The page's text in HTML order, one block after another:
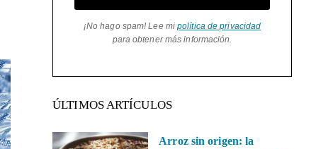
¡No hago spam! Lee mipolítica de privacidad
para obtener más información.
ÚLTIMOS ARTÍCULOS
Arroz sin origen: la